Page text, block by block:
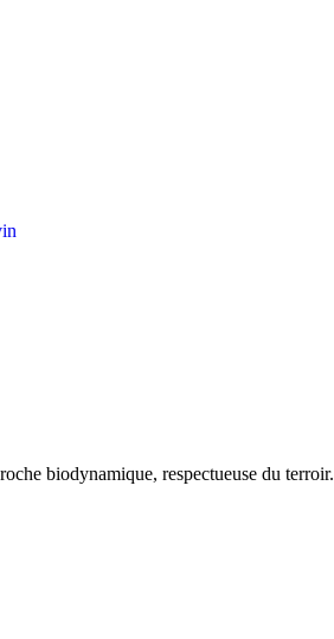
biodynamique, respectueuse du terroir.